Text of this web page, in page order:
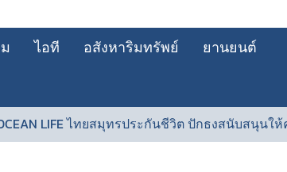
ไอที อสังหาริมทรัพย์
ยานยนต์
LIFE ไทยสมุทรประกันชีวิต ปักธงสนับสนุนให้คนไท